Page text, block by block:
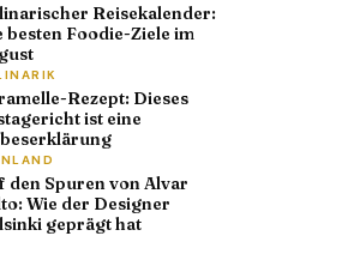
Reisekalender:
besten Foodie-Ziele im
Rezept: Dieses
ist eine
den Spuren von Alvar
Wie der Designer
geprägt hat